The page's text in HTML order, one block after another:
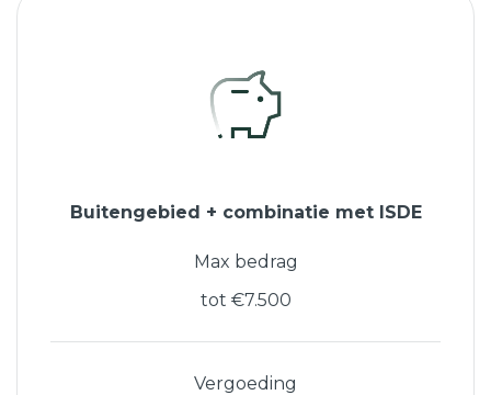
Buitengebied + combinatie met ISDE
Max bedrag
tot €7.500
Vergoeding